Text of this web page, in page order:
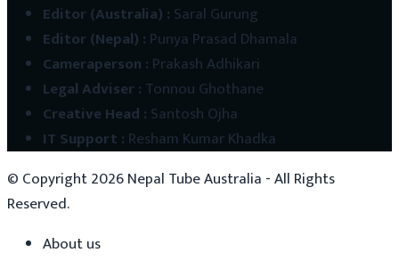
Editor (Australia) : Saral Gurung
Editor (Nepal) : Punya Prasad Dhamala
Cameraperson : Prakash Adhikari
Legal Adviser: Tonnou Ghothane
Creative Head : Santosh Ojha
IT Support : Resham Kumar Khadka
© Copyright2026Nepal Tube Australia - All Rights
Reserved.
About us